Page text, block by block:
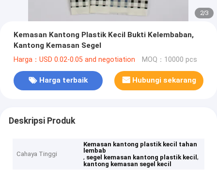
2/3
Kemasan Kantong Plastik Kecil Bukti Kelembaban,
Kantong Kemasan Segel
Harga：USD 0.02-0.05 and negotiation MOQ：10000 pcs
Harga terbaik Hubungi sekarang
Deskripsi Produk
Cahaya Tinggi
Kemasan kantong plastik kecil tahan
lembab
, segel kemasan kantong plastik kecil,
kantong kemasan segel kecil